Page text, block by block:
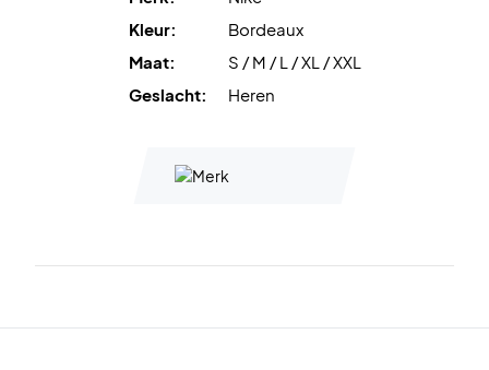
Zachte katoenmix geeft een comfortabel gevoel op en
buiten de baan.
Kleur:
Bordeaux
Maat:
S / M / L / XL / XXL
Geslacht:
Heren